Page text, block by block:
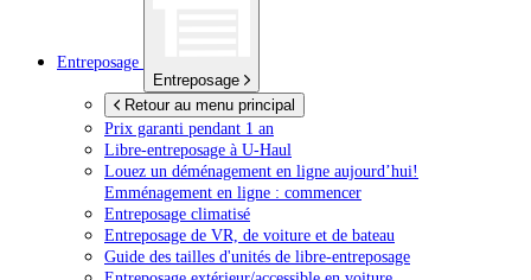
Entreposage
Entreposage
Retour au menu principal
Prix garanti pendant 1 an
Libre-entreposage à U-Haul
Louez un déménagement en ligne aujourd’hui!
Emménagement en ligne : commencer
Entreposage climatisé
Entreposage de VR, de voiture et de bateau
Guide des tailles d'unités de libre-entreposage